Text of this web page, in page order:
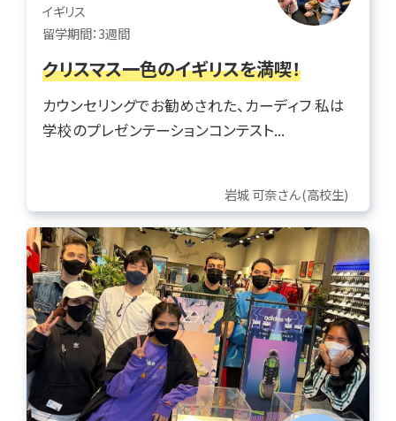
イギリス
留学期間：3週間
クリスマス一色のイギリスを満喫！
カウンセリングでお勧めされた、カーディフ 私は
学校のプレゼンテーションコンテスト...
岩城 可奈さん(高校生)